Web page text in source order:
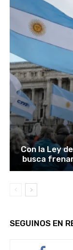
Con la Ley
busca
SEGUINOS EN